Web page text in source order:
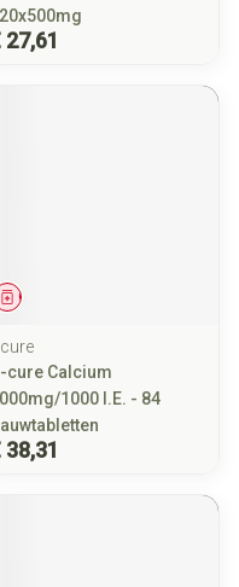
27,61
Geneesmiddel
cure Calcium
1000 I.E. - 84
38,31